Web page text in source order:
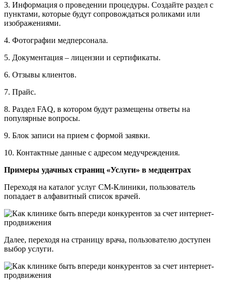
3. Информация о проведении процедуры. Создайте раздел с
пунктами, которые будут сопровождаться роликами или
изображениями.
4. Фотографии медперсонала.
5. Документация – лицензии и сертификаты.
6. Отзывы клиентов.
7. Прайс.
8. Раздел FAQ, в котором будут размещены ответы на
популярные вопросы.
9. Блок записи на прием с формой заявки.
10. Контактные данные с адресом медучреждения.
Примеры удачных страниц «Услуги» в медцентрах
Переходя на каталог услуг СМ-Клиники, пользователь
попадает в алфавитный список врачей.
Далее, переходя на страницу врача, пользователю доступен
выбор услуги.